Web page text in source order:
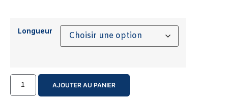
Longueur
AJOUTER AU PANIER